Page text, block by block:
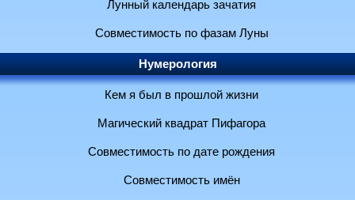
Лунный календарь зачатия
Совместимость по фазам Луны
Нумерология
Кем я был в прошлой жизни
Магический квадрат Пифагора
Совместимость по дате рождения
Совместимость имён